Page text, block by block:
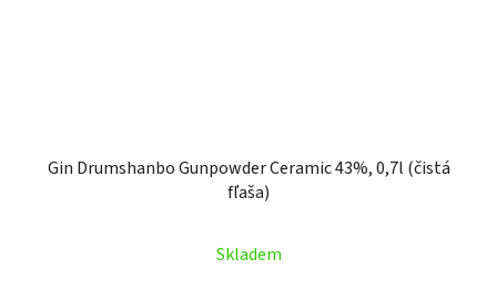
Gin Drumshanbo Gunpowder Ceramic 43%, 0,7l (čistá
fľaša)
Skladem